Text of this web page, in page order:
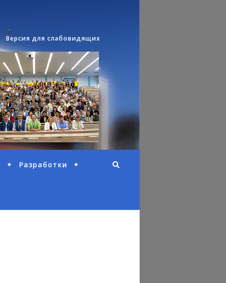
Версия для слабовидящих
Разработки